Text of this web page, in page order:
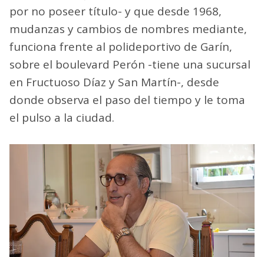
por no poseer título- y que desde 1968,
mudanzas y cambios de nombres mediante,
funciona frente al polideportivo de Garín,
sobre el boulevard Perón -tiene una sucursal
en Fructuoso Díaz y San Martín-, desde
donde observa el paso del tiempo y le toma
el pulso a la ciudad.